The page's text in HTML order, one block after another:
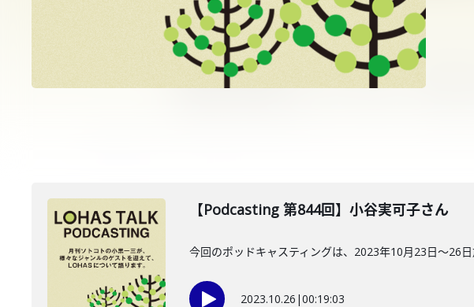
【Podcasting 第844回】小谷実可子さん
今回のポッドキャスティングは、2023年10月23日〜26
2023.10.26 |00:19:03